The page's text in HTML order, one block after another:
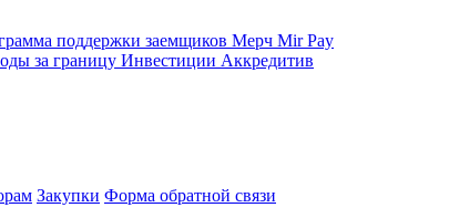
поддержки заемщиков Мерч Mir Pay
за границу Инвестиции Аккредитив
Закупки Форма обратной связи